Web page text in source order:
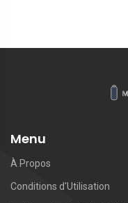
Menu
À Propos
Conditions d'Utilisation